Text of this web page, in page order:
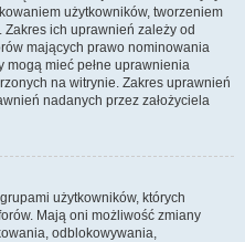
użytkowników, tworzeniem
ich uprawnień zależy od
mających prawo nominowania
mogą mieć pełne uprawnienia
na witrynie. Zakres uprawnień
nadanych przez założyciela
użytkowników, których
Mają oni możliwość zmiany
odblokowywania,